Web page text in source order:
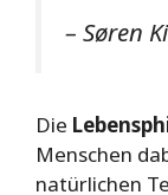
– Søren
Die
Menschen
natürlichen